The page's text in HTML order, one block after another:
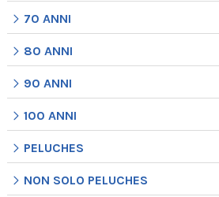
70 ANNI
80 ANNI
90 ANNI
100 ANNI
PELUCHES
NON SOLO PELUCHES